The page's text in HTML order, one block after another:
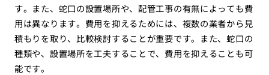
す。また、蛇口の設置場所や、配管工事の有無によっても費
用は異なります。費用を抑えるためには、複数の業者から見
積もりを取り、比較検討することが重要です。また、蛇口の
種類や、設置場所を工夫することで、費用を抑えることも可
能です。